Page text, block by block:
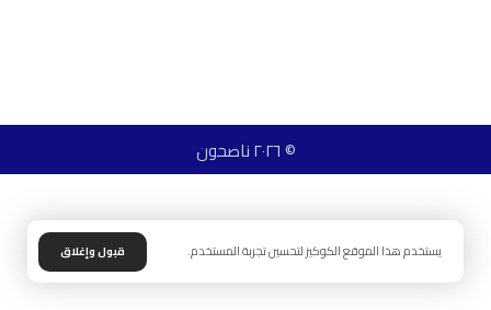
© ٢٠٢٦ ناصحون
يستخدم هذا الموقع الكوكيز لتحسين تجربة المستخدم. قبول وإغلاق